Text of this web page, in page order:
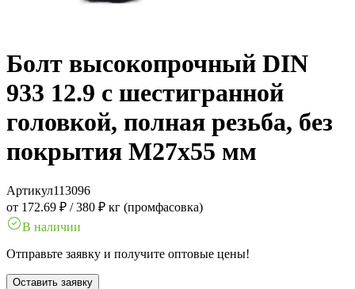
Болт высокопрочный DIN
933 12.9 с шестигранной
головкой, полная резьба, без
покрытия M27x55 мм
Артикул113096
от 172.69 ₽ /380 ₽ кг (промфасовка)
В наличии
Отправьте заявку и получите оптовые цены!
Оставить заявку